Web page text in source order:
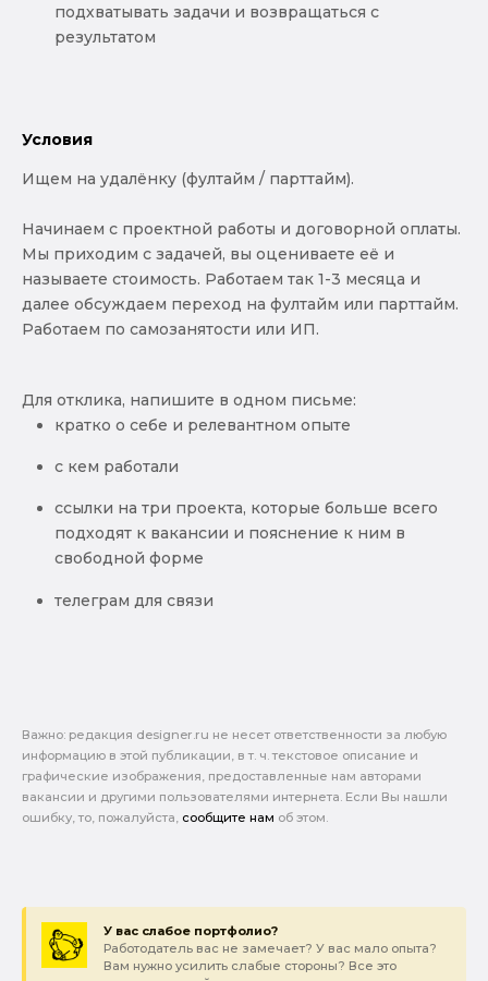
подхватывать задачи и возвращаться с
результатом
Условия
Ищем на удалёнку (фултайм / парттайм).
Начинаем с проектной работы и договорной оплаты.
Мы приходим с задачей, вы оцениваете её и
называете стоимость. Работаем так 1-3 месяца и
далее обсуждаем переход на фултайм или парттайм.
Работаем по самозанятости или ИП.
Для отклика, напишите в одном письме:
кратко о себе и релевантном опыте
с кем работали
ссылки на три проекта, которые больше всего
подходят к вакансии и пояснение к ним в
свободной форме
телеграм для связи
Важно: pедакция designer.ru не несет ответственности за любую
информацию в этой публикации, в т. ч. текстовое описание и
графические изображения, предоставленные нам авторами
вакансии и другими пользователями интернета. Если Вы нашли
ошибку, то, пожалуйста, сообщите нам об этом.
У вас слабое портфолио?
Работодатель вас не замечает? У вас мало опыта?
Вам нужно усилить слабые стороны? Все это